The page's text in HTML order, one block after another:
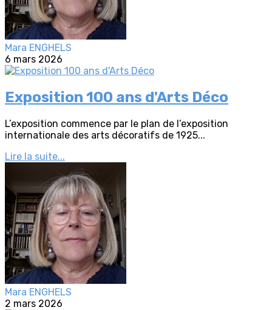
Mara ENGHELS
6 mars 2026
Exposition 100 ans d'Arts Déco
L’exposition commence par le plan de l’exposition
internationale des arts décoratifs de 1925...
Lire la suite...
Mara ENGHELS
2 mars 2026